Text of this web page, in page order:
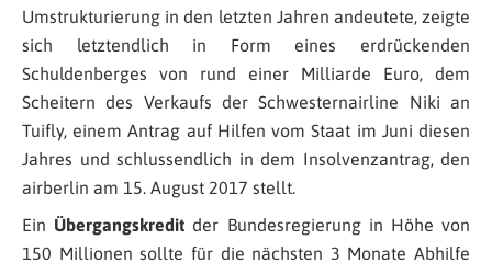
Umstrukturierung in den letzten Jahren andeutete, zeigte
sich letztendlich in Form eines erdrückenden
Schuldenberges von rund einer Milliarde Euro, dem
Scheitern des Verkaufs der Schwesternairline Niki an
Tuifly, einem Antrag auf Hilfen vom Staat im Juni diesen
Jahres und schlussendlich in dem Insolvenzantrag, den
airberlin am 15. August 2017 stellt.
Ein Übergangskredit der Bundesregierung in Höhe von
150 Millionen sollte für die nächsten 3 Monate Abhilfe